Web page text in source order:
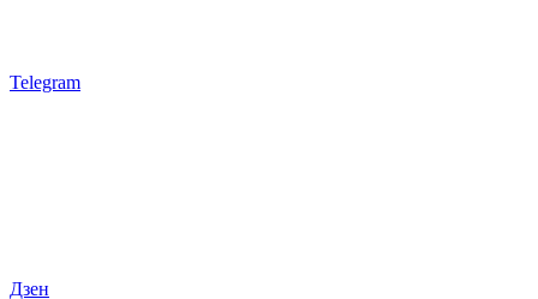
Telegram
Дзен